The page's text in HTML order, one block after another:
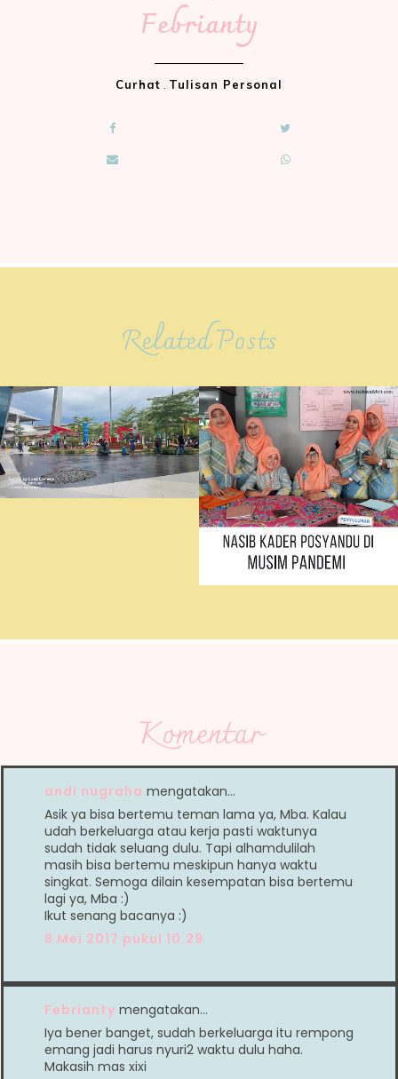
Febrianty
Curhat . Tulisan Personal
Related Posts
Komentar
andi nugraha mengatakan…
Asik ya bisa bertemu teman lama ya, Mba. Kalau
udah berkeluarga atau kerja pasti waktunya
sudah tidak seluang dulu. Tapi alhamdulilah
masih bisa bertemu meskipun hanya waktu
singkat. Semoga dilain kesempatan bisa bertemu
lagi ya, Mba :)
Ikut senang bacanya :)
8 Mei 2017 pukul 10.29
Febrianty mengatakan…
Iya bener banget, sudah berkeluarga itu rempong
emang jadi harus nyuri2 waktu dulu haha.
Makasih mas xixi